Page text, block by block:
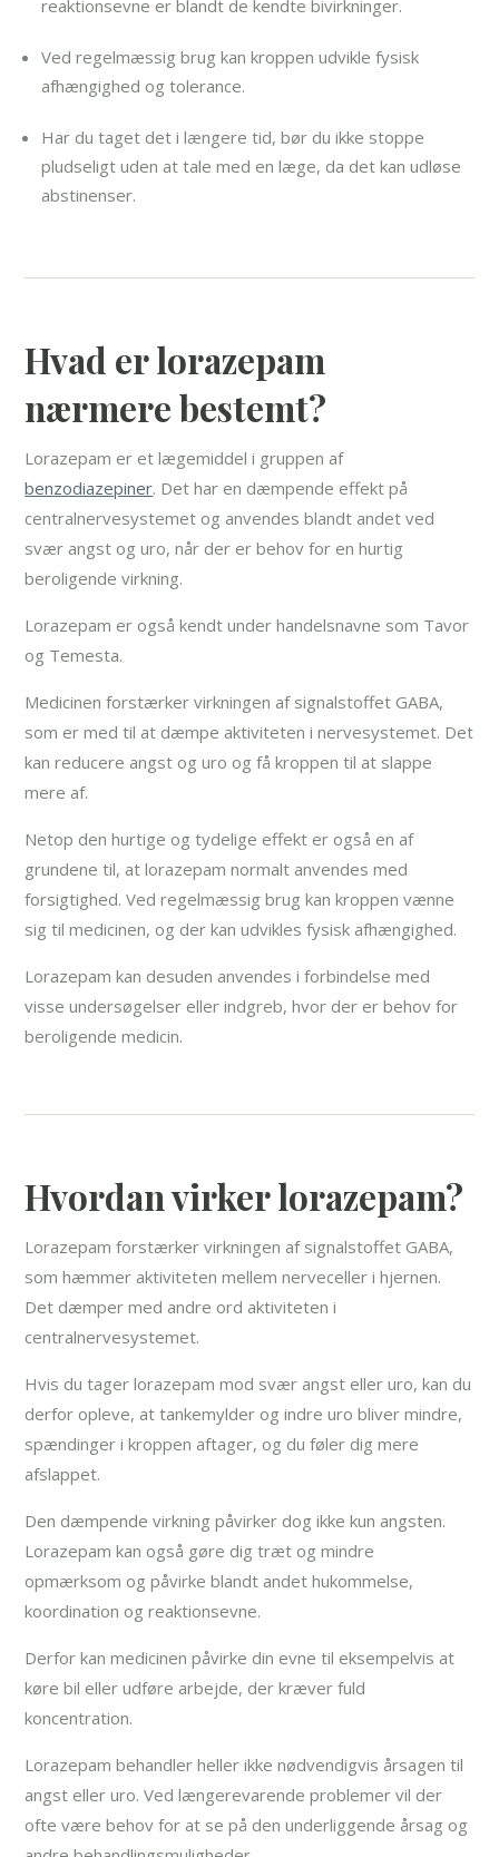
reaktionsevne er blandt de kendte bivirkninger.
Ved regelmæssig brug kan kroppen udvikle fysisk
afhængighed og tolerance.
Har du taget det i længere tid, bør du ikke stoppe
pludseligt uden at tale med en læge, da det kan udløse
abstinenser.
Hvad er lorazepam
nærmere bestemt?
Lorazepam er et lægemiddel i gruppen af
benzodiazepiner. Det har en dæmpende effekt på
centralnervesystemet og anvendes blandt andet ved
svær angst og uro, når der er behov for en hurtig
beroligende virkning.
Lorazepam er også kendt under handelsnavne som Tavor
og Temesta.
Medicinen forstærker virkningen af signalstoffet GABA,
som er med til at dæmpe aktiviteten i nervesystemet. Det
kan reducere angst og uro og få kroppen til at slappe
mere af.
Netop den hurtige og tydelige effekt er også en af
grundene til, at lorazepam normalt anvendes med
forsigtighed. Ved regelmæssig brug kan kroppen vænne
sig til medicinen, og der kan udvikles fysisk afhængighed.
Lorazepam kan desuden anvendes i forbindelse med
visse undersøgelser eller indgreb, hvor der er behov for
beroligende medicin.
Hvordan virker lorazepam?
Lorazepam forstærker virkningen af signalstoffet GABA,
som hæmmer aktiviteten mellem nerveceller i hjernen.
Det dæmper med andre ord aktiviteten i
centralnervesystemet.
Hvis du tager lorazepam mod svær angst eller uro, kan du
derfor opleve, at tankemylder og indre uro bliver mindre,
spændinger i kroppen aftager, og du føler dig mere
afslappet.
Den dæmpende virkning påvirker dog ikke kun angsten.
Lorazepam kan også gøre dig træt og mindre
opmærksom og påvirke blandt andet hukommelse,
koordination og reaktionsevne.
Derfor kan medicinen påvirke din evne til eksempelvis at
køre bil eller udføre arbejde, der kræver fuld
koncentration.
Lorazepam behandler heller ikke nødvendigvis årsagen til
angst eller uro. Ved længerevarende problemer vil der
ofte være behov for at se på den underliggende årsag og